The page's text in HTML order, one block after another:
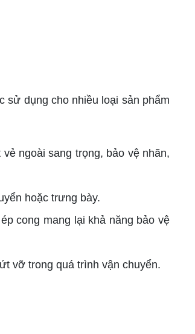
dụng cho nhiều loại sản phẩm
ngoài sang trọng, bảo vệ nhãn,
hoặc trưng bày.
cong mang lại khả năng bảo vệ
vỡ trong quá trình vận chuyển.